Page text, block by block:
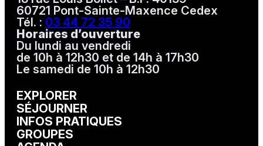
60721 Pont-Sainte-Maxence Cedex
Tél. : 03 44 72 35 90
Horaires d’ouverture
Du lundi au vendredi
de 10h à 12h30 et de 14h à 17h30
Le samedi de 10h à 12h30
EXPLORER
SÉJOURNER
INFOS PRATIQUES
GROUPES